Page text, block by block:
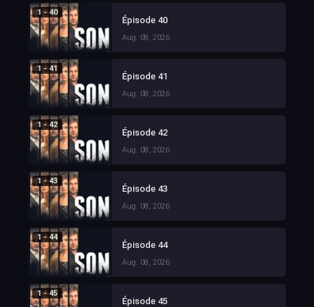
1 - 40
Épisode 40
Aug. 08, 2026
1 - 41
Épisode 41
Aug. 08, 2026
1 - 42
Épisode 42
Aug. 08, 2026
1 - 43
Épisode 43
Aug. 08, 2026
1 - 44
Épisode 44
Aug. 08, 2026
1 - 45
Épisode 45